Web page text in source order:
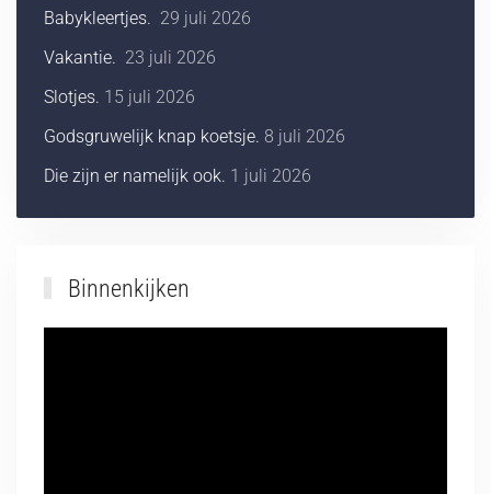
Babykleertjes. 29 juli 2026
Vakantie. 23 juli 2026
Slotjes. 15 juli 2026
Godsgruwelijk knap koetsje. 8 juli 2026
Die zijn er namelijk ook. 1 juli 2026
Binnenkijken